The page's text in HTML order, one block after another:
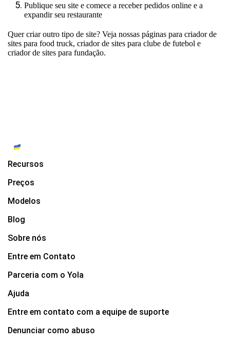
Publique seu site e comece a receber pedidos online e a
expandir seu restaurante
Quer criar outro tipo de site? Veja nossas páginas para criador de
sites para food truck, criador de sites para clube de futebol e
criador de sites para fundação.
Recursos
Preços
Modelos
Blog
Sobre nós
Entre em Contato
Parceria com o Yola
Ajuda
Entre em contato com a equipe de suporte
Denunciar como abuso